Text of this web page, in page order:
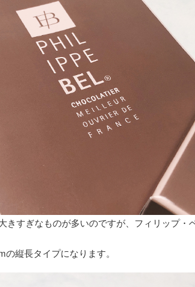
きすぎなものが多いのですが、フィリップ・
縦長タイプになります。